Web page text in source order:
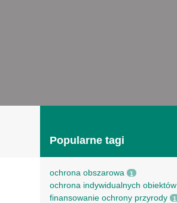
Popularne tagi
ochrona obszarowa 1
ochrona indywidualnych obiektów
finansowanie ochrony przyrody 1